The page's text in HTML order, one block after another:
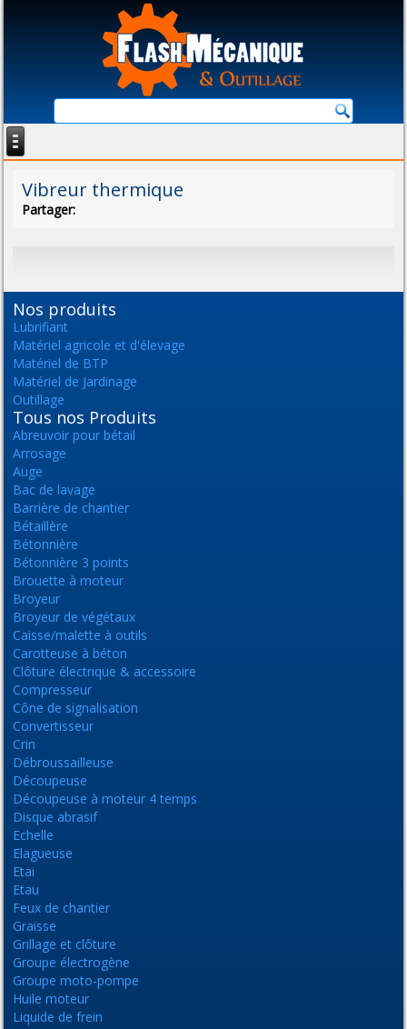
Vibreur thermique
Partager:
Nos produits
Lubrifiant
Matériel agricole et d'élevage
Matériel de BTP
Matériel de Jardinage
Outillage
Tous nos Produits
Abreuvoir pour bétail
Arrosage
Auge
Bac de lavage
Barrière de chantier
Bétaillère
Bétonnière
Bétonnière 3 points
Brouette à moteur
Broyeur
Broyeur de végétaux
Caisse/malette à outils
Carotteuse à béton
Clôture électrique & accessoire
Compresseur
Cône de signalisation
Convertisseur
Crin
Débroussailleuse
Découpeuse
Découpeuse à moteur 4 temps
Disque abrasif
Echelle
Elagueuse
Etai
Etau
Feux de chantier
Graisse
Grillage et clôture
Groupe électrogène
Groupe moto-pompe
Huile moteur
Liquide de frein